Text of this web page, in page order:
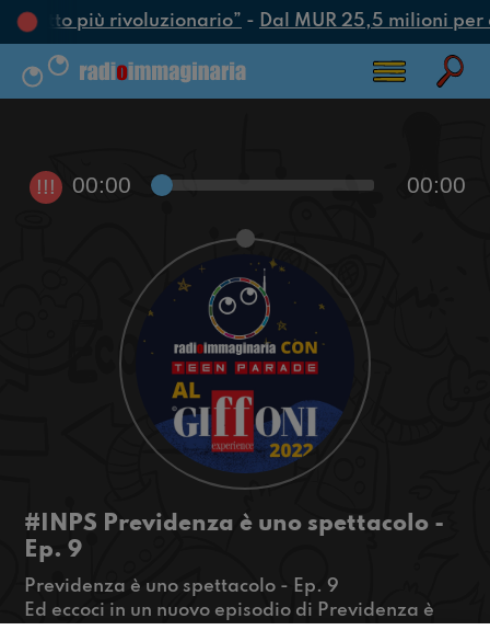
l’atto più rivoluzionario”- Dal MUR 25,5 milioni
!!! 00:00 00:00
#INPS Previdenza è uno spettacolo -
Ep. 9
Previdenza è uno spettacolo - Ep. 9
Ed eccoci in un nuovo episodio di Previdenza è